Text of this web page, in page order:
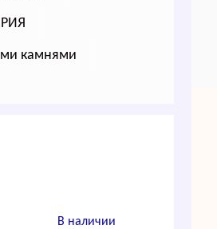
камнями
В наличии